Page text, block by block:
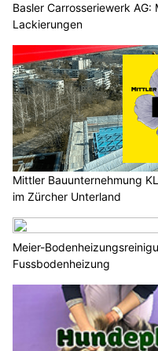
Basler Carrosseriewerk
Lackierungen
Mittler Bauunternehmung
im Zürcher Unterland
Meier-
Fussbodenheizung